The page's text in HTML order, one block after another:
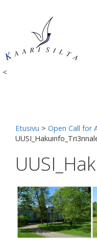
<
Etusivu > Open Call for